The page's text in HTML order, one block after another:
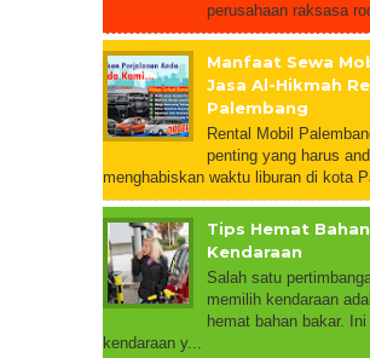
perusahaan raksasa
Manfaat Sewa
Jasa Al-Hikmah
Palembang
Rental Mobil
penting yang harus
menghabiskan waktu liburan di kota
Tips Hemat
Kendaraan
Salah satu
memilih kendaraan
hemat bahan bakar.
kendaraan y...